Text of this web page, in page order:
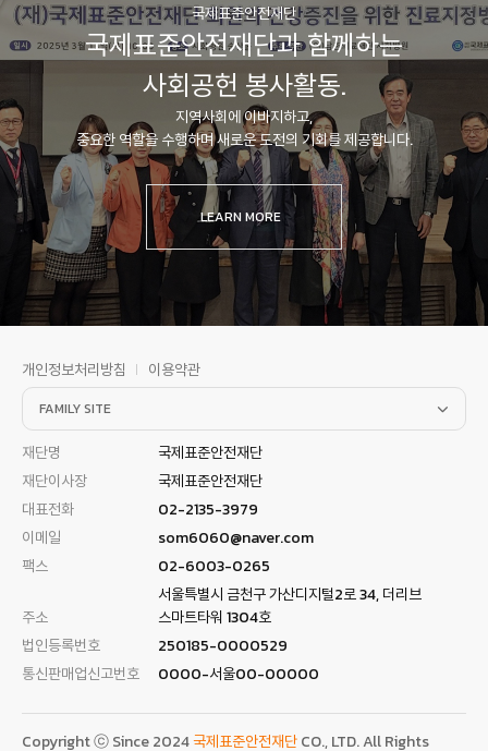
국제표준안전재단
국제표준안전재단과 함께하는
사회공헌 봉사활동.
지역사회에 이바지하고,
중요한 역할을 수행하며 새로운 도전의 기회를 제공합니다.
LEARN MORE
개인정보처리방침 이용약관
FAMILY SITE
재단명
국제표준안전재단
재단이사장
국제표준안전재단
대표전화
02-2135-3979
이메일
som6060@naver.com
팩스
02-6003-0265
주소
서울특별시 금천구 가산디지털2로 34, 더리브
스마트타워 1304호
법인등록번호
250185-0000529
통신판매업신고번호
0000-서울00-00000
Copyright ⓒ Since 2024국제표준안전재단CO., LTD. All Rights